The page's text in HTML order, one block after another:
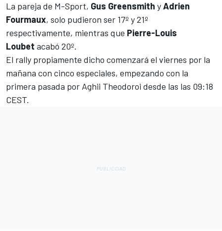
La pareja de M-Sport, Gus Greensmith yAdrien
Fourmaux, solo pudieron ser 17º y 21º
respectivamente, mientras que Pierre-Louis
Loubet acabó 20º.
El rally propiamente dicho comenzará el viernes por la
mañana con cinco especiales, empezando con la
primera pasada por Aghii Theodoroi desde las las 09:18
CEST.